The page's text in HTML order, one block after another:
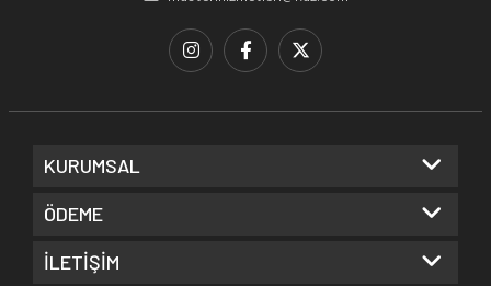
KURUMSAL
ÖDEME
İLETİŞİM